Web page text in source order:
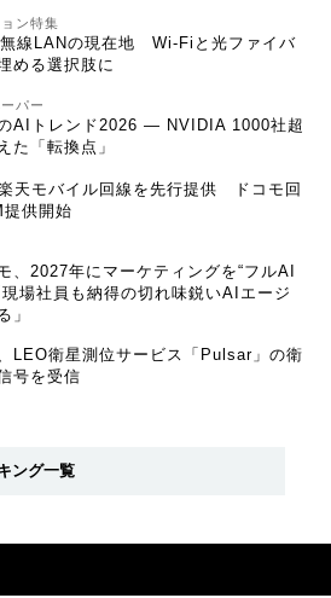
ン特集
線LANの現在地 Wi-Fiと光ファイバ
める選択肢に
パー
AIトレンド2026 ― NVIDIA 1000社超
た「転換点」
天モバイル回線を先行提供 ドコモ回
供開始
、2027年にマーケティングを“フルAI
場社員も納得の切れ味鋭いAIエージ
」
LEO衛星測位サービス「Pulsar」の衛
号を受信
ング一覧